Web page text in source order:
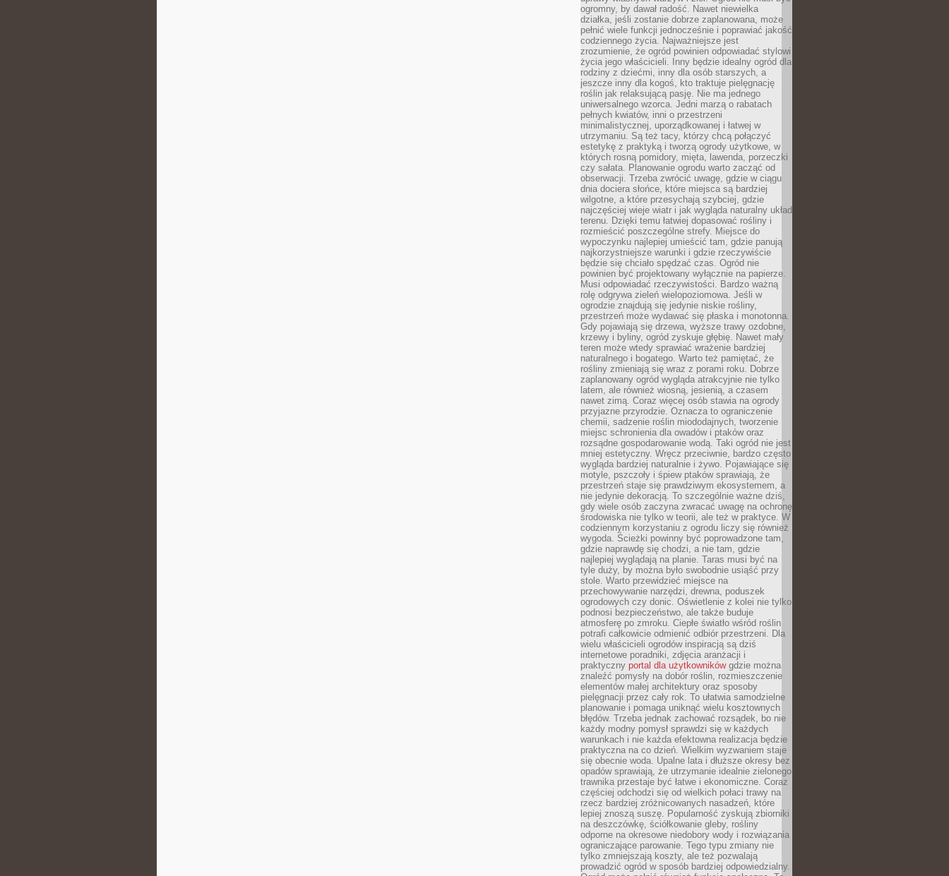
ogromny, by dawał radość. Nawet niewielka
działka, jeśli zostanie dobrze zaplanowana, może
pełnić wiele funkcji jednocześnie i poprawiać jakość
codziennego życia. Najważniejsze jest
zrozumienie, że ogród powinien odpowiadać stylowi
życia jego właścicieli. Inny będzie idealny ogród dla
rodziny z dziećmi, inny dla osób starszych, a
jeszcze inny dla kogoś, kto traktuje pielęgnację
roślin jak relaksującą pasję. Nie ma jednego
uniwersalnego wzorca. Jedni marzą o rabatach
pełnych kwiatów, inni o przestrzeni
minimalistycznej, uporządkowanej i łatwej w
utrzymaniu. Są też tacy, którzy chcą połączyć
estetykę z praktyką i tworzą ogrody użytkowe, w
których rosną pomidory, mięta, lawenda, porzeczki
czy sałata. Planowanie ogrodu warto zacząć od
obserwacji. Trzeba zwrócić uwagę, gdzie w ciągu
dnia dociera słońce, które miejsca są bardziej
wilgotne, a które przesychają szybciej, gdzie
najczęściej wieje wiatr i jak wygląda naturalny układ
terenu. Dzięki temu łatwiej dopasować rośliny i
rozmieścić poszczególne strefy. Miejsce do
wypoczynku najlepiej umieścić tam, gdzie panują
najkorzystniejsze warunki i gdzie rzeczywiście
będzie się chciało spędzać czas. Ogród nie
powinien być projektowany wyłącznie na papierze.
Musi odpowiadać rzeczywistości. Bardzo ważną
rolę odgrywa zieleń wielopoziomowa. Jeśli w
ogrodzie znajdują się jedynie niskie rośliny,
przestrzeń może wydawać się płaska i monotonna.
Gdy pojawiają się drzewa, wyższe trawy ozdobne,
krzewy i byliny, ogród zyskuje głębię. Nawet mały
teren może wtedy sprawiać wrażenie bardziej
naturalnego i bogatego. Warto też pamiętać, że
rośliny zmieniają się wraz z porami roku. Dobrze
zaplanowany ogród wygląda atrakcyjnie nie tylko
latem, ale również wiosną, jesienią, a czasem
nawet zimą. Coraz więcej osób stawia na ogrody
przyjazne przyrodzie. Oznacza to ograniczenie
chemii, sadzenie roślin miododajnych, tworzenie
miejsc schronienia dla owadów i ptaków oraz
rozsądne gospodarowanie wodą. Taki ogród nie jest
mniej estetyczny. Wręcz przeciwnie, bardzo często
wygląda bardziej naturalnie i żywo. Pojawiające się
motyle, pszczoły i śpiew ptaków sprawiają, że
przestrzeń staje się prawdziwym ekosystemem, a
nie jedynie dekoracją. To szczególnie ważne dziś,
gdy wiele osób zaczyna zwracać uwagę na ochronę
środowiska nie tylko w teorii, ale też w praktyce. W
codziennym korzystaniu z ogrodu liczy się również
wygoda. Ścieżki powinny być poprowadzone tam,
gdzie naprawdę się chodzi, a nie tam, gdzie
najlepiej wyglądają na planie. Taras musi być na
tyle duży, by można było swobodnie usiąść przy
stole. Warto przewidzieć miejsce na
przechowywanie narzędzi, drewna, poduszek
ogrodowych czy donic. Oświetlenie z kolei nie tylko
podnosi bezpieczeństwo, ale także buduje
atmosferę po zmroku. Ciepłe światło wśród roślin
potrafi całkowicie odmienić odbiór przestrzeni. Dla
wielu właścicieli ogrodów inspiracją są dziś
internetowe poradniki, zdjęcia aranżacji i
praktyczny portal dla użytkownikówgdzie można
znaleźć pomysły na dobór roślin, rozmieszczenie
elementów małej architektury oraz sposoby
pielęgnacji przez cały rok. To ułatwia samodzielne
planowanie i pomaga uniknąć wielu kosztownych
błędów. Trzeba jednak zachować rozsądek, bo nie
każdy modny pomysł sprawdzi się w każdych
warunkach i nie każda efektowna realizacja będzie
praktyczna na co dzień. Wielkim wyzwaniem staje
się obecnie woda. Upalne lata i dłuższe okresy bez
opadów sprawiają, że utrzymanie idealnie zielonego
trawnika przestaje być łatwe i ekonomiczne. Coraz
częściej odchodzi się od wielkich połaci trawy na
rzecz bardziej zróżnicowanych nasadzeń, które
lepiej znoszą suszę. Popularność zyskują zbiorniki
na deszczówkę, ściółkowanie gleby, rośliny
odporne na okresowe niedobory wody i rozwiązania
ograniczające parowanie. Tego typu zmiany nie
tylko zmniejszają koszty, ale też pozwalają
prowadzić ogród w sposób bardziej odpowiedzialny.